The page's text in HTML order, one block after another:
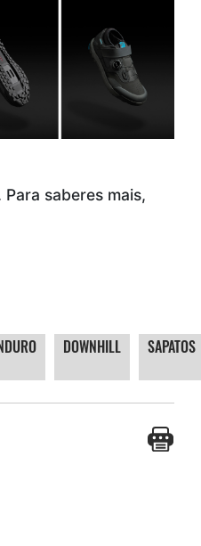
saberes mais,
DOWNHILL SAPATOS